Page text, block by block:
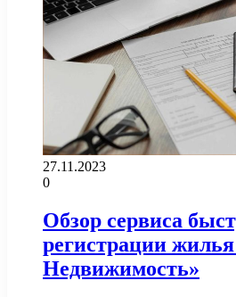
27.11.2023
0
Обзор сервиса
регистрации
Недвижимость»